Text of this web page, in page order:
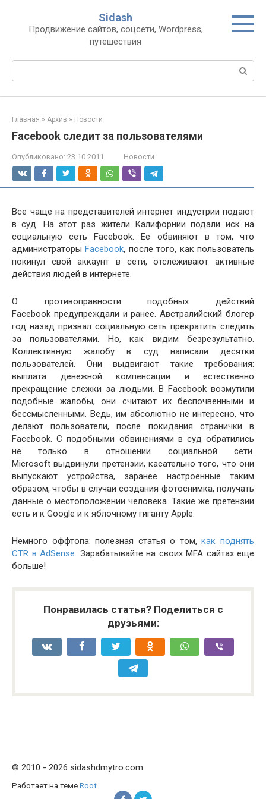
контенту
Sidash
Продвижение сайтов, соцсети, Wordpress,
путешествия
Главная » Архив » Новости
Facebook следит за пользователями
Опубликовано: 23.10.2011 Новости
Все чаще на представителей интернет индустрии подают
в суд. На этот раз жители Калифорнии подали иск на
социальную сеть Facebook. Ее обвиняют в том, что
администраторыFacebook, после того, как пользователь
покинул свой аккаунт в сети, отслеживают активные
действия людей в интернете.
О противоправности подобных действий
Facebook предупреждали и ранее. Австралийский блогер
год назад призвал социальную сеть прекратить следить
за пользователями. Но, как видим безрезультатно.
Коллективную жалобу в суд написали десятки
пользователей. Они выдвигают такие требования:
выплата денежной компенсации и естественно
прекращение слежки за людьми. В Facebook возмутили
подобные жалобы, они считают их беспочвенными и
бессмысленными. Ведь, им абсолютно не интересно, что
делают пользователи, после покидания странички в
Facebook. С подобными обвинениями в суд обратились
не только в отношении социальной сети.
Microsoft выдвинули претензии, касательно того, что они
выпускают устройства, заранее настроенные таким
образом, чтобы в случаи создания фотоснимка, получать
данные о местоположении человека. Такие же претензии
есть и к Google и к яблочному гиганту Apple.
Немного оффтопа: полезная статья о том,как поднять
CTR в AdSense. Зарабатывайте на своих MFA сайтах еще
больше!
Понравилась статья? Поделиться с
друзьями:
© 2010 - 2026 sidashdmytro.com
Работает на темеRoot